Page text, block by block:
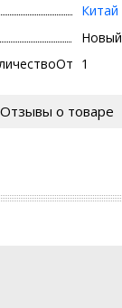
Китай
Новый
1
Отзывы о товаре